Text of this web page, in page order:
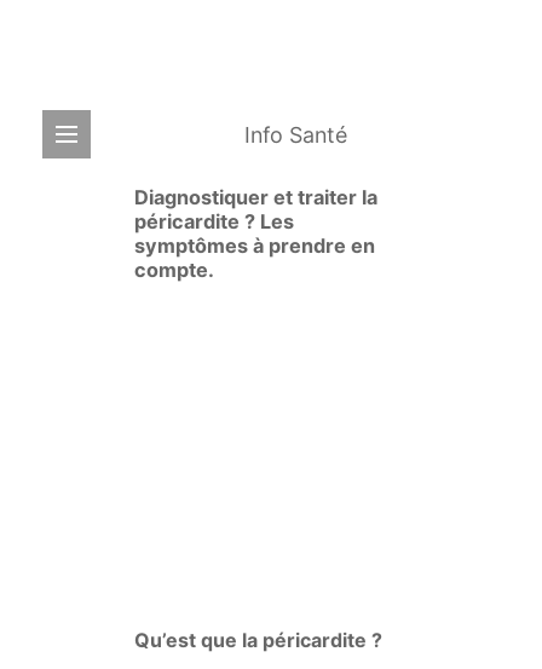
Info Santé
Diagnostiquer et traiter la
péricardite ? Les
symptômes à prendre en
compte.
Qu’est que la péricardite ?